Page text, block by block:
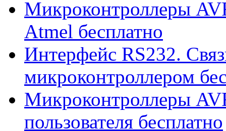
Микроконтроллеры
Atmel бесплатно
Интерфейс RS232.
микроконтроллером
Микроконтроллеры
пользователя бесплатно